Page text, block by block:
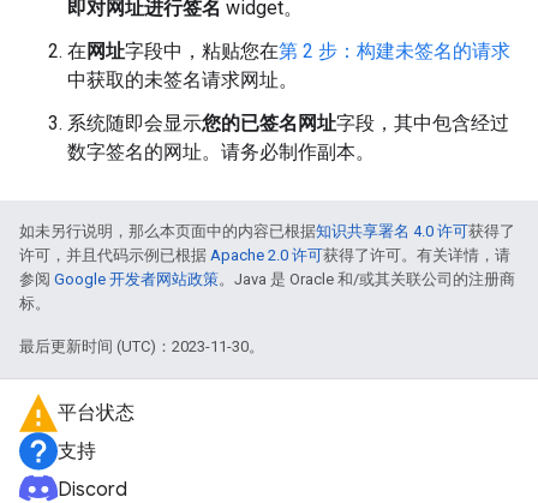
即对网址进行签名 widget。
在 网址字段中，粘贴您在第 2 步：构建未签名的请求
中获取的未签名请求网址。
系统随即会显示您的已签名网址字段，其中包含经过
数字签名的网址。请务必制作副本。
如未另行说明，那么本页面中的内容已根据知识共享署名 4.0 许可获得了
许可，并且代码示例已根据 Apache 2.0 许可获得了许可。有关详情，请
参阅 Google 开发者网站政策。Java 是 Oracle 和/或其关联公司的注册商
标。
最后更新时间 (UTC)：2023-11-30。
平台状态
支持
Discord